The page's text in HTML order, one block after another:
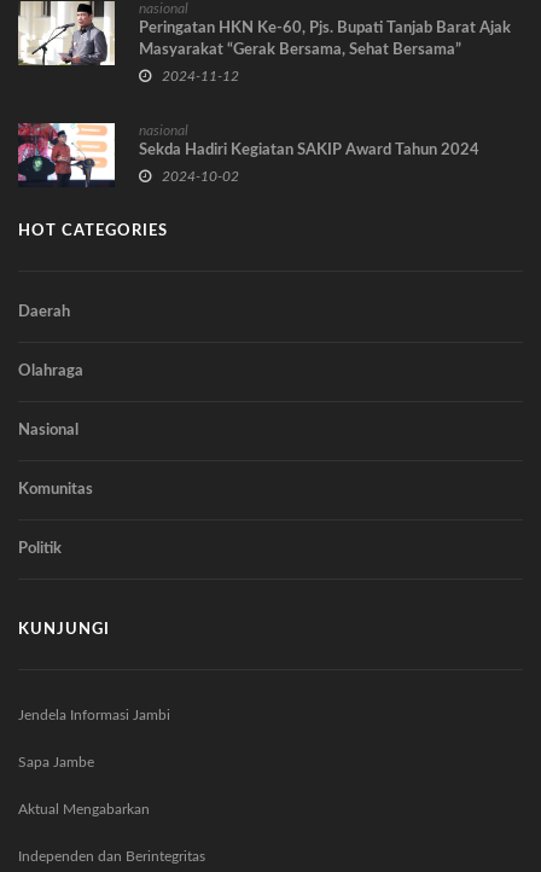
nasional
Peringatan HKN Ke-60, Pjs. Bupati Tanjab Barat Ajak
Masyarakat “Gerak Bersama, Sehat Bersama”
2024-11-12
nasional
Sekda Hadiri Kegiatan SAKIP Award Tahun 2024
2024-10-02
HOT CATEGORIES
Daerah
Olahraga
Nasional
Komunitas
Politik
KUNJUNGI
Jendela Informasi Jambi
Sapa Jambe
Aktual Mengabarkan
Independen dan Berintegritas